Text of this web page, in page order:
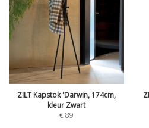
ZILT Kapstok 'Darwin, 174cm,
kleur Zwart
€89